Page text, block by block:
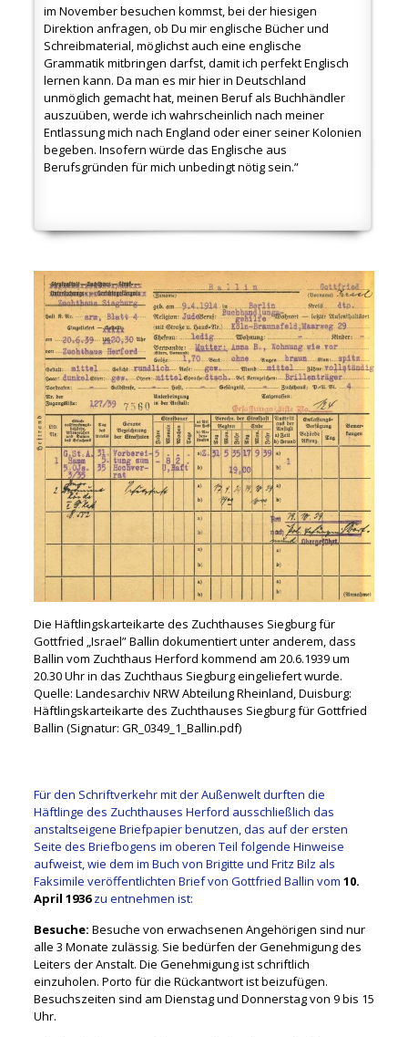
im November besuchen kommst, bei der hiesigen
Direktion anfragen, ob Du mir englische Bücher und
Schreibmaterial, möglichst auch eine englische
Grammatik mitbringen darfst, damit ich perfekt Englisch
lernen kann. Da man es mir hier in Deutschland
unmöglich gemacht hat, meinen Beruf als Buchhändler
auszuüben, werde ich wahrscheinlich nach meiner
Entlassung mich nach England oder einer seiner Kolonien
begeben. Insofern würde das Englische aus
Berufsgründen für mich unbedingt nötig sein.”
Die Häftlingskarteikarte des Zuchthauses Siegburg für
Gottfried „Israel” Ballin dokumentiert unter anderem, dass
Ballin vom Zuchthaus Herford kommend am 20.6.1939 um
20.30 Uhr in das Zuchthaus Siegburg eingeliefert wurde.
Quelle: Landesarchiv NRW Abteilung Rheinland, Duisburg:
Häftlingskarteikarte des Zuchthauses Siegburg für Gottfried
Ballin (Signatur: GR_0349_1_Ballin.pdf)
Für den Schriftverkehr mit der Außenwelt durften die
Häftlinge des Zuchthauses Herford ausschließlich das
anstaltseigene Briefpapier benutzen, das auf der ersten
Seite des Briefbogens im oberen Teil folgende Hinweise
aufweist, wie dem im Buch von Brigitte und Fritz Bilz als
Faksimile veröffentlichten Brief von Gottfried Ballin vom 10.
April 1936zu entnehmen ist:
Besuche: Besuche von erwachsenen Angehörigen sind nur
alle 3 Monate zulässig. Sie bedürfen der Genehmigung des
Leiters der Anstalt. Die Genehmigung ist schriftlich
einzuholen. Porto für die Rückantwort ist beizufügen.
Besuchszeiten sind am Dienstag und Donnerstag von 9 bis 15
Uhr.